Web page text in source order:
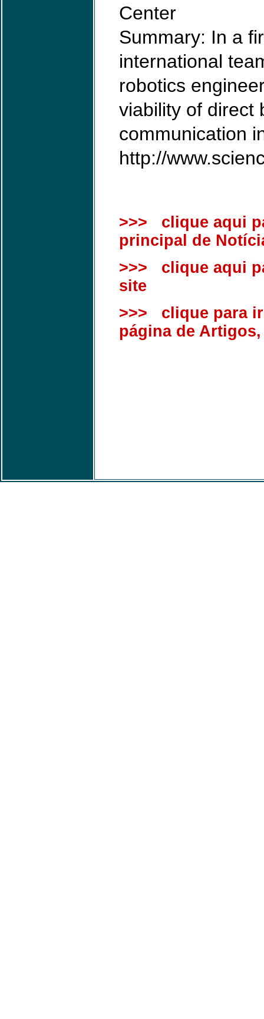
Center
Summary: In a
international
robotics
viability of direct
communication
http://
>>> clique aqui
principal de
>>> clique aqui
site
>>> clique para
página de